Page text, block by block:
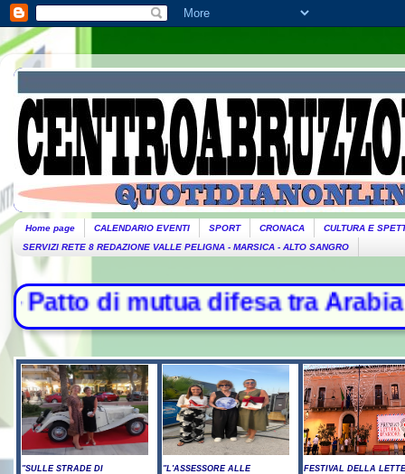
Home page CALENDARIO EVENTI SPORT CRONACA
CULTURA E
SERVIZI RETE 8 REDAZIONE VALLE PELIGNA - MARSICA - ALTO SANGRO
difesa tra Arabia
"SULLE STRADE DI
"L'ASSESSORE ALLE
FESTIVAL DELLA